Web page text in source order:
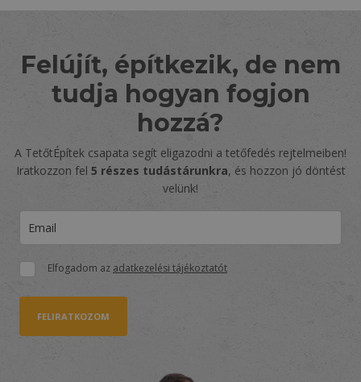
Felújít, építkezik, de nem
tudja hogyan fogjon
hozzá?
A TetőtÉpítek csapata segít eligazodni a tetőfedés rejtelmeiben!
Iratkozzon fel 5 részes tudástárunkra, és hozzon jó döntést
velünk!
Elfogadom az adatkezelési tájékoztatót
FELIRATKOZOM